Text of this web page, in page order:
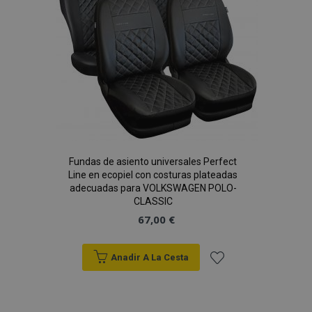
Deseos
Fundas de asiento universales Perfect
Line en ecopiel con costuras plateadas
adecuadas para VOLKSWAGEN POLO-
CLASSIC
67,00 €
Anadir A La Cesta
section_data_ids
Adobe Inc.
www.vtvauto.es
PHPSESSID
PHP.net
.vtvauto.es
Política de Privacidad de Google